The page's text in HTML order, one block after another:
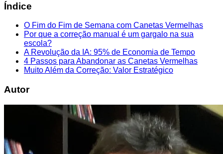
Índice
O Fim do Fim de Semana com Canetas Vermelhas
Por que a correção manual é um gargalo na sua
escola?
A Revolução da IA: 95% de Economia de Tempo
4 Passos para Abandonar as Canetas Vermelhas
Muito Além da Correção: Valor Estratégico
Autor